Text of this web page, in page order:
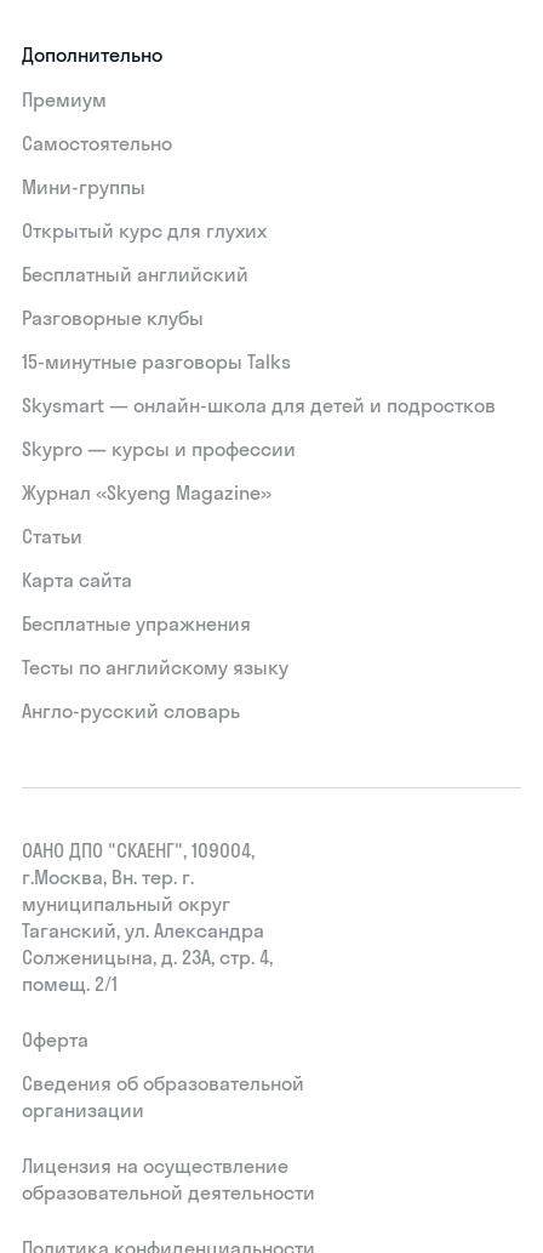
Дополнительно
Премиум
Самостоятельно
Мини-группы
Открытый курс для глухих
Бесплатный английский
Разговорные клубы
15‑минутные разговоры Talks
Skysmart — онлайн-школа для детей и подростков
Skypro — курсы и профессии
Журнал «Skyeng Magazine»
Статьи
Карта сайта
Бесплатные упражнения
Тесты по английскому языку
Англо-русский словарь
ОАНО ДПО "СКАЕНГ", 109004,
г.Москва, Вн. тер. г.
муниципальный округ
Таганский, ул. Александра
Солженицына, д. 23А, стр. 4,
помещ. 2/1
Оферта
Сведения об образовательной
организации
Лицензия на осуществление
образовательной деятельности
Политика конфиденциальности